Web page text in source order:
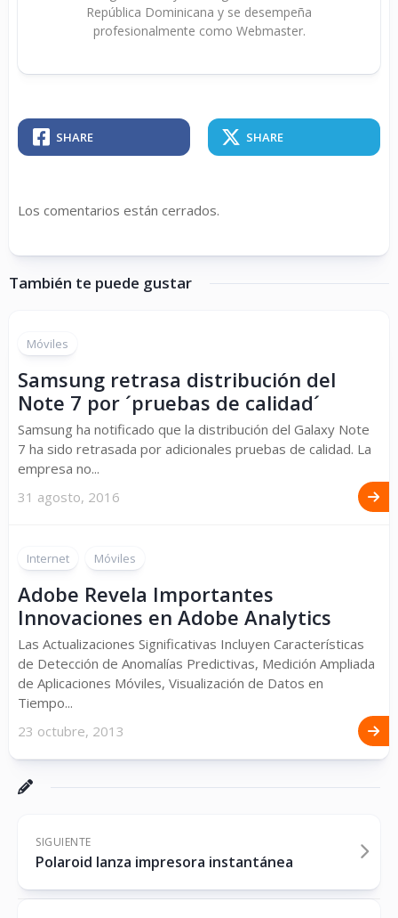
República Dominicana y se desempeña
profesionalmente como Webmaster.
SHARE SHARE
Los comentarios están cerrados.
También te puede gustar
Móviles
Samsung retrasa distribución del
Note 7 por ´pruebas de calidad´
Samsung ha notificado que la distribución del Galaxy Note
7 ha sido retrasada por adicionales pruebas de calidad. La
empresa no...
31 agosto, 2016
Internet Móviles
Adobe Revela Importantes
Innovaciones en Adobe Analytics
Las Actualizaciones Significativas Incluyen Características
de Detección de Anomalías Predictivas, Medición Ampliada
de Aplicaciones Móviles, Visualización de Datos en
Tiempo...
23 octubre, 2013
SIGUIENTE
Polaroid lanza impresora instantánea